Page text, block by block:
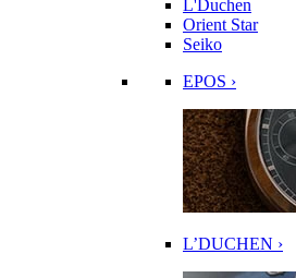
L'Duchen
Orient Star
Seiko
EPOS ›
L’DUCHEN ›